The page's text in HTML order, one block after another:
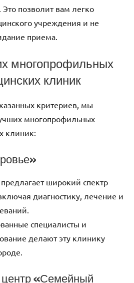
позволит вам легко
учреждения и не
приема.
многопрофильных
клиник
критериев, мы
многопрофильных
клиник:
широкий спектр
диагностику, лечение и
специалисты и
делают эту клинику
«Семейный